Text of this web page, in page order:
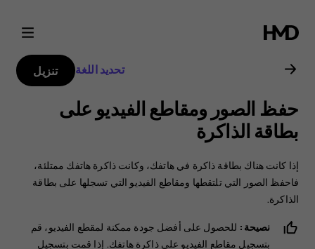
دليل
مستخدم
هاتف
Nokia
2.1
تحديد اللغة تنزيل
حفظ الصور ومقاطع الفيديو على
بطاقة الذاكرة
إذا كانت هناك بطاقة ذاكرة في هاتفك، وكانت ذاكرة هاتفك ممتلئة،
فاحفظ الصور التي تلتقطها ومقاطع الفيديو التي تسجلها على بطاقة
الذاكرة.
نصيحة: للحصول على أفضل جودة ممكنة لمقطع الفيديو، قم
بتسجيل مقاطع الفيديو على ذاكرة هاتفك. إذا قمت بتسجيل